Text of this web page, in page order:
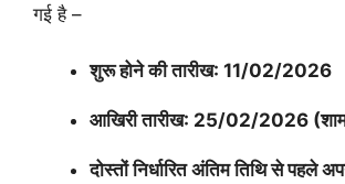
गई है –
शुरू होने की तारीख: 11/02/2026
आखिरी तारीख: 25/02/2026
दोस्तों निर्धारित अंतिम तिथि से पहले